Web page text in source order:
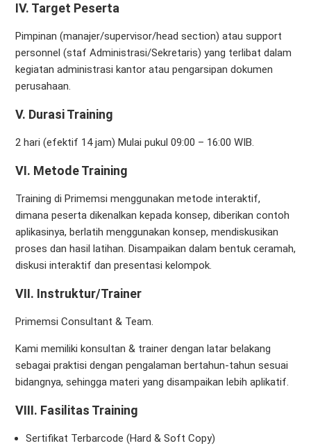
IV. Target Peserta
Pimpinan (manajer/supervisor/head section) atau support
personnel (staf Administrasi/Sekretaris) yang terlibat dalam
kegiatan administrasi kantor atau pengarsipan dokumen
perusahaan.
V. Durasi Training
2 hari (efektif 14 jam) Mulai pukul 09:00 – 16:00 WIB.
VI. Metode Training
Training di Primemsi menggunakan metode interaktif,
dimana peserta dikenalkan kepada konsep, diberikan contoh
aplikasinya, berlatih menggunakan konsep, mendiskusikan
proses dan hasil latihan. Disampaikan dalam bentuk ceramah,
diskusi interaktif dan presentasi kelompok.
VII. Instruktur/Trainer
Primemsi Consultant & Team.
Kami memiliki konsultan & trainer dengan latar belakang
sebagai praktisi dengan pengalaman bertahun-tahun sesuai
bidangnya, sehingga materi yang disampaikan lebih aplikatif.
VIII. Fasilitas Training
Sertifikat Terbarcode (Hard & Soft Copy)